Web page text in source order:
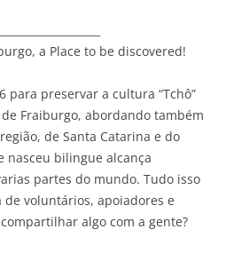
a Place to be discovered!
para preservar a cultura “Tchô”
de Fraiburgo, abordando também
de Santa Catarina e do
nasceu bilingue alcança
partes do mundo. Tudo isso
de voluntários, apoiadores e
algo com a gente?